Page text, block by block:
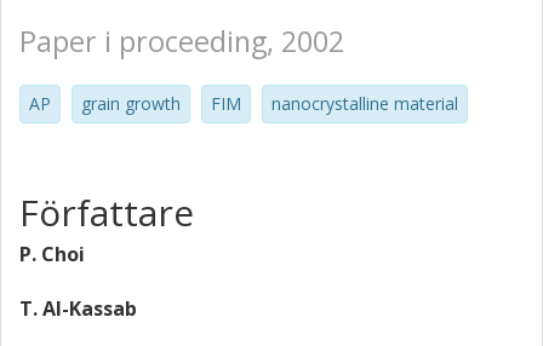
Paper i proceeding, 2002
AP grain growth FIM nanocrystalline material
Författare
P. Choi
T. Al-Kassab